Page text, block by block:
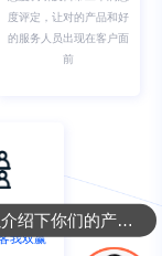
度评定，让对的产品和好
的服务人员出现在客户面
前
我双赢
可以介绍下你们的产品么